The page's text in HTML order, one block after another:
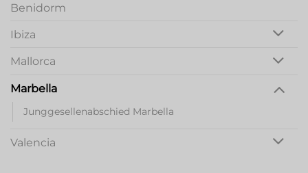
Benidorm
Ibiza
Mallorca
Marbella
Junggesellenabschied Marbella
Valencia